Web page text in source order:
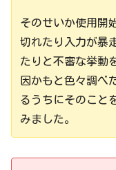
そのせいか使用開
切れたり入力が暴
たりと不審な挙動
因かもと色々調べ
るうちにそのこと
みました。